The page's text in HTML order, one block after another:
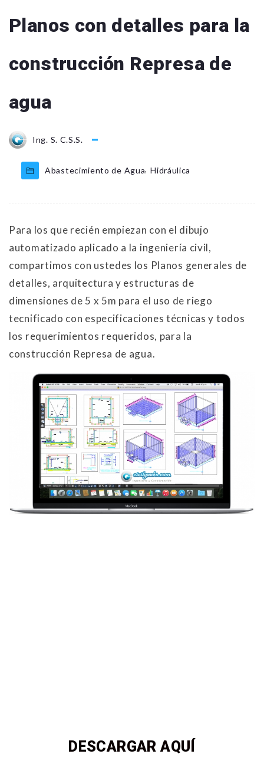
Planos con detalles para la
construcción Represa de
agua
Ing. S. C.S.S.
Abastecimiento de Agua, Hidráulica
Para los que recién empiezan con el dibujo
automatizado aplicado a la ingeniería civil,
compartimos con ustedes los Planos generales de
detalles, arquitectura y estructuras de
dimensiones de 5 x 5m para el uso de riego
tecnificado con especificaciones técnicas y todos
los requerimientos requeridos, para la
construcción Represa de agua.
DESCARGAR AQUÍ